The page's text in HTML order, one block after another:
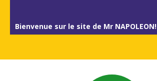
Bienvenue sur le site de Mr NAPOLEON!